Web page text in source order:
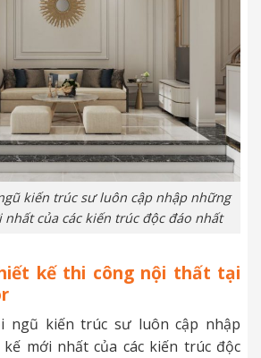
kiến trúc sư luôn cập nhập những
của các kiến trúc độc đáo nhất
kế thi công nội thất tại
ngũ kiến trúc sư luôn cập nhập
mới nhất của các kiến trúc độc